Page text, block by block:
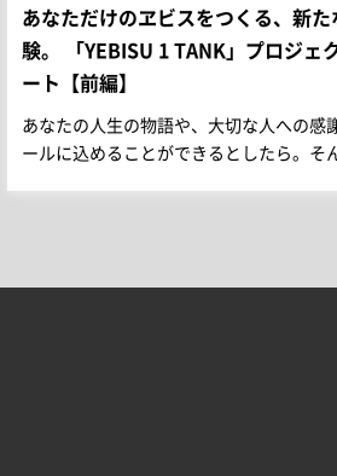
あなただけのヱビスをつくる、新
験。 「YEBISU 1 TANK」プロジェ
ート【前編】
あなたの人生の物語や、大切な人への感
ールに込めることができるとしたら。